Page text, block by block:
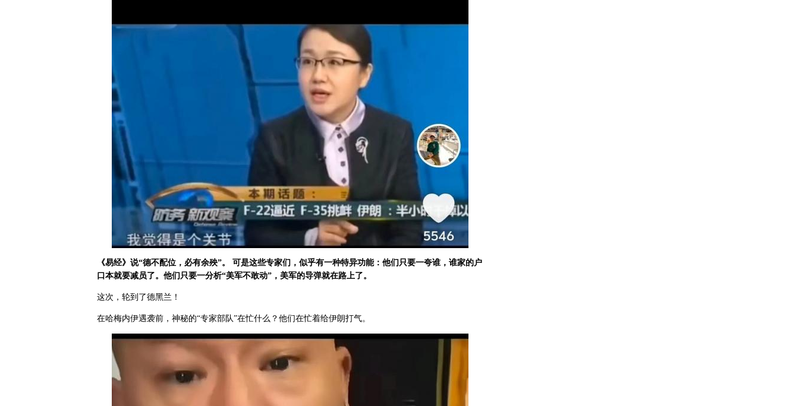
《易经》说“德不配位，必有余殃”。
可是这些专家们，似乎有一种特异功能：他们只要一夸谁，谁家的户
口本就要减员了。他们只要一分析“美军不敢动” ，美军的导弹就在路上了。
这次，轮到了德黑兰！
在哈梅内伊遇袭前，神秘的“专家部队”在忙什么？他们在忙着给伊朗打气。